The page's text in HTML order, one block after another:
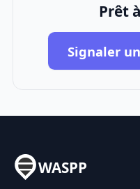
Prêt
Signaler
WASPP